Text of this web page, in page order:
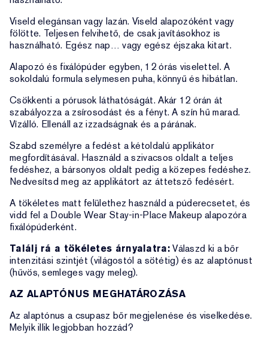
Viseld elegánsan vagy lazán. Viseld alapozóként vagy
fölötte. Teljesen felvihető, de csak javításokhoz is
használható. Egész nap… vagy egész éjszaka kitart.
Alapozó és fixálópúder egyben, 12 órás viselettel. A
sokoldalú formula selymesen puha, könnyű és hibátlan.
Csökkenti a pórusok láthatóságát. Akár 12 órán át
szabályozza a zsírosodást és a fényt. A szín hű marad.
Vízálló. Ellenáll az izzadságnak és a párának.
Szabd személyre a fedést a kétoldalú applikátor
megfordításával. Használd a szivacsos oldalt a teljes
fedéshez, a bársonyos oldalt pedig a közepes fedéshez.
Nedvesítsd meg az applikátort az áttetsző fedésért.
A tökéletes matt felülethez használd a púderecsetet, és
vidd fel a Double Wear Stay-in-Place Makeup alapozóra
fixálópúderként.
Találj rá a tökéletes árnyalatra:Válaszd ki a bőr
intenzitási szintjét (világostól a sötétig) és az alaptónust
(hűvös, semleges vagy meleg).
AZ ALAPTÓNUS MEGHATÁROZÁSA
Az alaptónus a csupasz bőr megjelenése és viselkedése.
Melyik illik legjobban hozzád?